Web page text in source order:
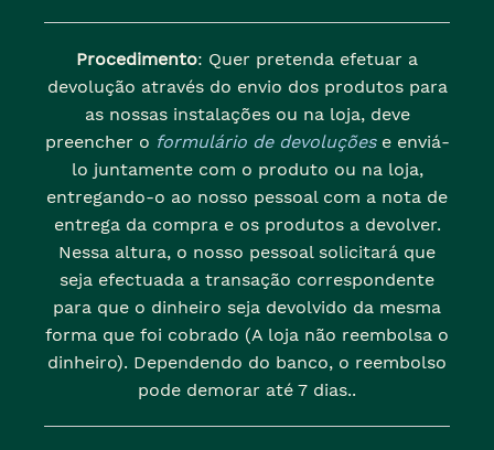
Procedimento: Quer pretenda efetuar a
devolução através do envio dos produtos para
as nossas instalações ou na loja, deve
preencher o formulário de devoluçõese enviá-
lo juntamente com o produto ou na loja,
entregando-o ao nosso pessoal com a nota de
entrega da compra e os produtos a devolver.
Nessa altura, o nosso pessoal solicitará que
seja efectuada a transação correspondente
para que o dinheiro seja devolvido da mesma
forma que foi cobrado (A loja não reembolsa o
dinheiro). Dependendo do banco, o reembolso
pode demorar até 7 dias..